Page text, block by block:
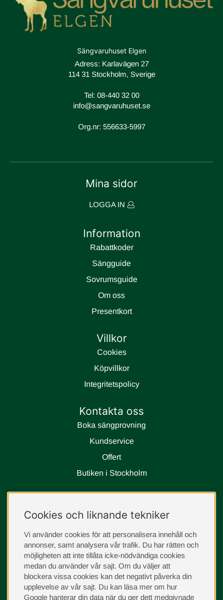
Sängvaruhuset Elgen
Adress: Karlavägen 27
114 31 Stockholm, Sverige
Tel: 08-440 32 00
info@sangvaruhuset.se
Org.nr: 556633-5997
Mina sidor
LOGGA IN
Information
Rabattkoder
Sängguide
Sovrumsguide
Om oss
Presentkort
Villkor
Cookies
Köpvillkor
Integritetspolicy
Kontakta oss
Boka sängprovning
Kundservice
Offert
Butiken i Stockholm
instagram
Cookies och liknande tekniker
Vi använder cookies för att personalisera innehåll och
annonser, samt analysera vår trafik. Du har rätten och
möjligheten att inte tillåta icke-nödvändiga cookies
medan du använder vår sajt. Om du väljer att
blockera vissa cookies kan det negativt påverka din
upplevelse av vår sajt. Du kan läsa mer om hur
Google hanterar din data när du ger dett medgivnade